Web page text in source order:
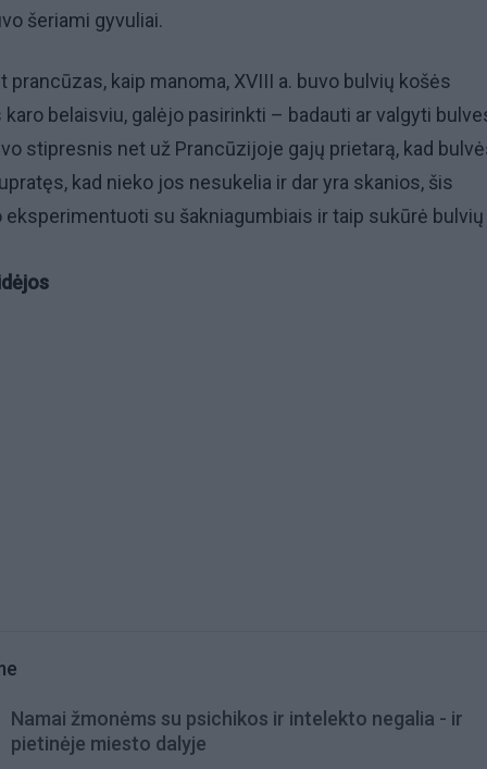
šeriami gyvuliai.
prancūzas, kaip manoma, XVIII a. buvo bulvių košės
karo belaisviu, galėjo pasirinkti – badauti ar valgyti
stipresnis net už Prancūzijoje gajų prietarą, kad
kad nieko jos nesukelia ir dar yra skanios, šis
su šakniagumbiais ir taip sukūrė bulvių
Namai žmonėms su psichikos ir intelekto negalia - ir
pietinėje miesto dalyje